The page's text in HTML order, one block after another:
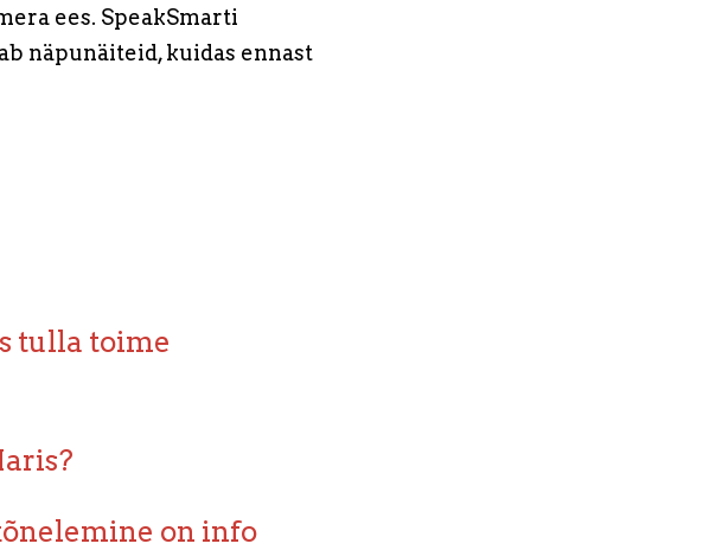
ees. SpeakSmarti
näpunäiteid, kuidas ennast
tulla toime
on info